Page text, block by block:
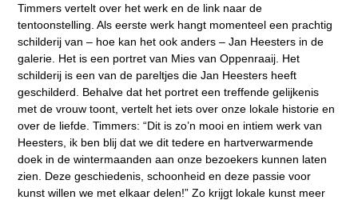
Timmers vertelt over het werk en de link naar de
tentoonstelling. Als eerste werk hangt momenteel een prachtig
schilderij van – hoe kan het ook anders – Jan Heesters in de
galerie. Het is een portret van Mies van Oppenraaij. Het
schilderij is een van de pareltjes die Jan Heesters heeft
geschilderd. Behalve dat het portret een treffende gelijkenis
met de vrouw toont, vertelt het iets over onze lokale historie en
over de liefde. Timmers: “Dit is zo’n mooi en intiem werk van
Heesters, ik ben blij dat we dit tedere en hartverwarmende
doek in de wintermaanden aan onze bezoekers kunnen laten
zien. Deze geschiedenis, schoonheid en deze passie voor
kunst willen we met elkaar delen!” Zo krijgt lokale kunst meer